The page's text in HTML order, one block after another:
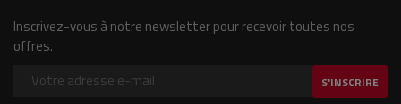
Inscrivez-vous à notre newsletter pour recevoir toutes nos
offres.
S'INSCRIRE